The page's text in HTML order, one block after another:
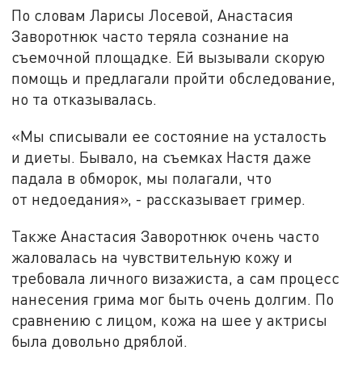
По словам Ларисы Лосевой, Анастасия
Заворотнюк часто теряла сознание на
съемочной площадке. Ей вызывали скорую
помощь и предлагали пройти обследование,
но та отказывалась.
«Мы списывали ее состояние на усталость
и диеты. Бывало, на съемках Настя даже
падала в обморок, мы полагали, что
от недоедания», - рассказывает гример.
Также Анастасия Заворотнюк очень часто
жаловалась на чувствительную кожу и
требовала личного визажиста, а сам процесс
нанесения грима мог быть очень долгим. По
сравнению с лицом, кожа на шее у актрисы
была довольно дряблой.